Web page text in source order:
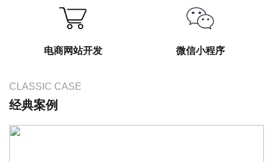
电商网站开发 微信小程序
CLASSIC CASE
经典案例